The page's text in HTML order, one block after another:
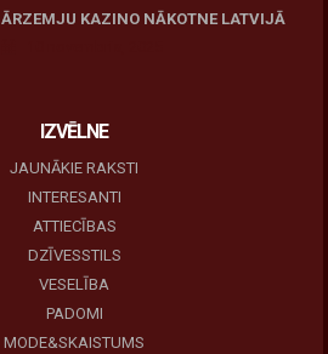
ĀRZEMJU KAZINO NĀKOTNE LATVIJĀ
IZVĒLNE
JAUNĀKIE RAKSTI
INTERESANTI
ATTIECĪBAS
DZĪVESSTILS
VESELĪBA
PADOMI
MODE&SKAISTUMS